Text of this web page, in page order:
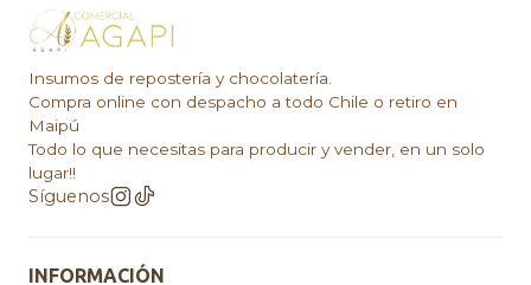
Insumos de repostería y chocolatería.
Compra online con despacho a todo Chile o retiro en
Maipú
Todo lo que necesitas para producir y vender, en un solo
lugar!!
Síguenos
INFORMACIÓN